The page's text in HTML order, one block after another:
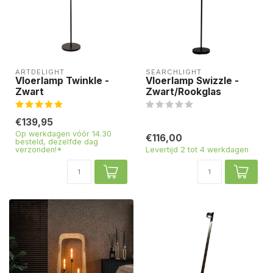
ARTDELIGHT
Vloerlamp Twinkle -
Zwart
€139,95
Op werkdagen vóór 14.30
besteld, dezelfde dag
verzonden!*
SEARCHLIGHT
Vloerlamp Swizzle -
Zwart/Rookglas
€116,00
Levertijd 2 tot 4 werkdagen